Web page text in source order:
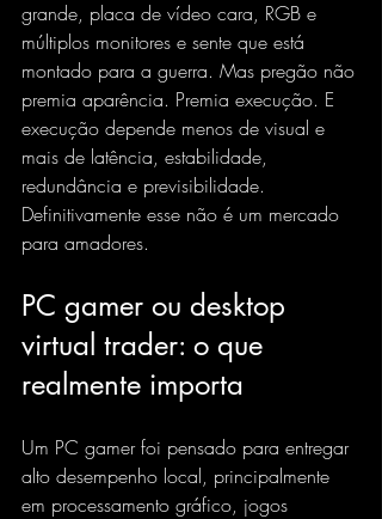
grande, placa de vídeo cara, RGB e
múltiplos monitores e sente que está
montado para a guerra. Mas pregão não
premia aparência. Premia execução. E
execução depende menos de visual e
mais de latência, estabilidade,
redundância e previsibilidade.
Definitivamente esse não é um mercado
para amadores.
PC gamer ou desktop
virtual trader: o que
realmente importa
Um PC gamer foi pensado para entregar
alto desempenho local, principalmente
em processamento gráfico, jogos